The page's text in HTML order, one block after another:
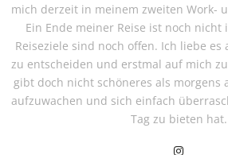
mich derzeit in meinem zweiten Work-
Ein Ende meiner Reise ist noch
Reiseziele sind noch offen. Ich liebe
zu entscheiden und erstmal auf mich
gibt doch nicht schöneres als morgens
aufzuwachen und sich einfach
Tag zu bieten hat.